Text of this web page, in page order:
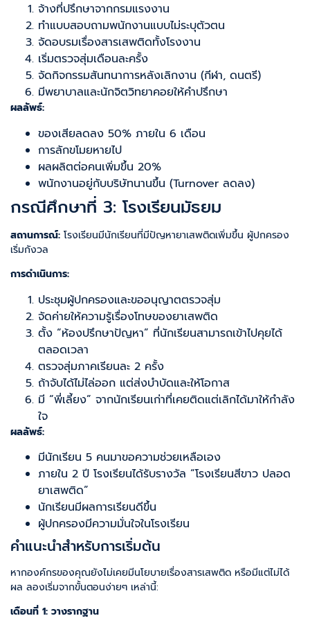
จ้างที่ปรึกษาจากกรมแรงงาน
ทำแบบสอบถามพนักงานแบบไม่ระบุตัวตน
จัดอบรมเรื่องสารเสพติดทั้งโรงงาน
เริ่มตรวจสุ่มเดือนละครั้ง
จัดกิจกรรมสันทนาการหลังเลิกงาน (กีฬา, ดนตรี)
มีพยาบาลและนักจิตวิทยาคอยให้คำปรึกษา
ผลลัพธ์:
ของเสียลดลง 50% ภายใน 6 เดือน
การลักขโมยหายไป
ผลผลิตต่อคนเพิ่มขึ้น 20%
พนักงานอยู่กับบริษัทนานขึ้น (Turnover ลดลง)
กรณีศึกษาที่ 3: โรงเรียนมัธยม
สถานการณ์: โรงเรียนมีนักเรียนที่มีปัญหายาเสพติดเพิ่มขึ้น ผู้ปกครอง
เริ่มกังวล
การดำเนินการ:
ประชุมผู้ปกครองและขออนุญาตตรวจสุ่ม
จัดค่ายให้ความรู้เรื่องโทษของยาเสพติด
ตั้ง “ห้องปรึกษาปัญหา” ที่นักเรียนสามารถเข้าไปคุยได้
ตลอดเวลา
ตรวจสุ่มภาคเรียนละ 2 ครั้ง
ถ้าจับได้ไม่ไล่ออก แต่ส่งบำบัดและให้โอกาส
มี “พี่เลี้ยง” จากนักเรียนเก่าที่เคยติดแต่เลิกได้มาให้กำลัง
ใจ
ผลลัพธ์:
มีนักเรียน 5 คนมาขอความช่วยเหลือเอง
ภายใน 2 ปี โรงเรียนได้รับรางวัล “โรงเรียนสีขาว ปลอด
ยาเสพติด”
นักเรียนมีผลการเรียนดีขึ้น
ผู้ปกครองมีความมั่นใจในโรงเรียน
คำแนะนำสำหรับการเริ่มต้น
หากองค์กรของคุณยังไม่เคยมีนโยบายเรื่องสารเสพติด หรือมีแต่ไม่ได้
ผล ลองเริ่มจากขั้นตอนง่ายๆ เหล่านี้:
เดือนที่ 1: วางรากฐาน